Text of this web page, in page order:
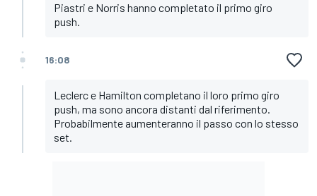
Piastri e Norris hanno completato il primo giro
push.
16:08
Leclerc e Hamilton completano il loro primo giro
push, ma sono ancora distanti dal riferimento.
Probabilmente aumenteranno il passo con lo stesso
set.